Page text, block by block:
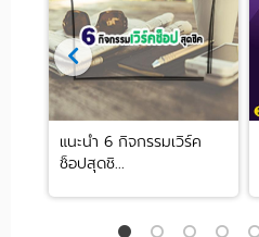
แนะนำ 6 กิจกรรมเวิร์ค
ช็อปสุดชิ...